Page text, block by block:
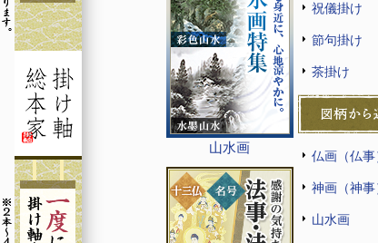
山水画
祝儀掛け
節句掛け
茶掛け
仏画（仏事
神画（神事
山水画